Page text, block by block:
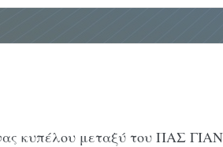
κυπέλου μεταξύ του ΠΑΣ